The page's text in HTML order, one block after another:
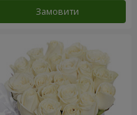
Замовити